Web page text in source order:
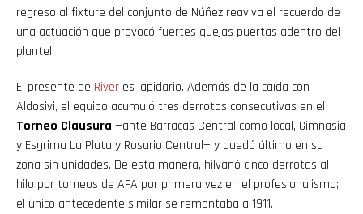
regreso al fixture del conjunto de Núñez reaviva el recuerdo de
una actuación que provocó fuertes quejas puertas adentro del
plantel.
El presente de River es lapidario. Además de la caída con
Aldosivi, el equipo acumuló tres derrotas consecutivas en el
Torneo Clausura —ante Barracas Central como local, Gimnasia
y Esgrima La Plata y Rosario Central— y quedó último en su
zona sin unidades. De esta manera, hilvanó cinco derrotas al
hilo por torneos de AFA por primera vez en el profesionalismo;
el único antecedente similar se remontaba a 1911.